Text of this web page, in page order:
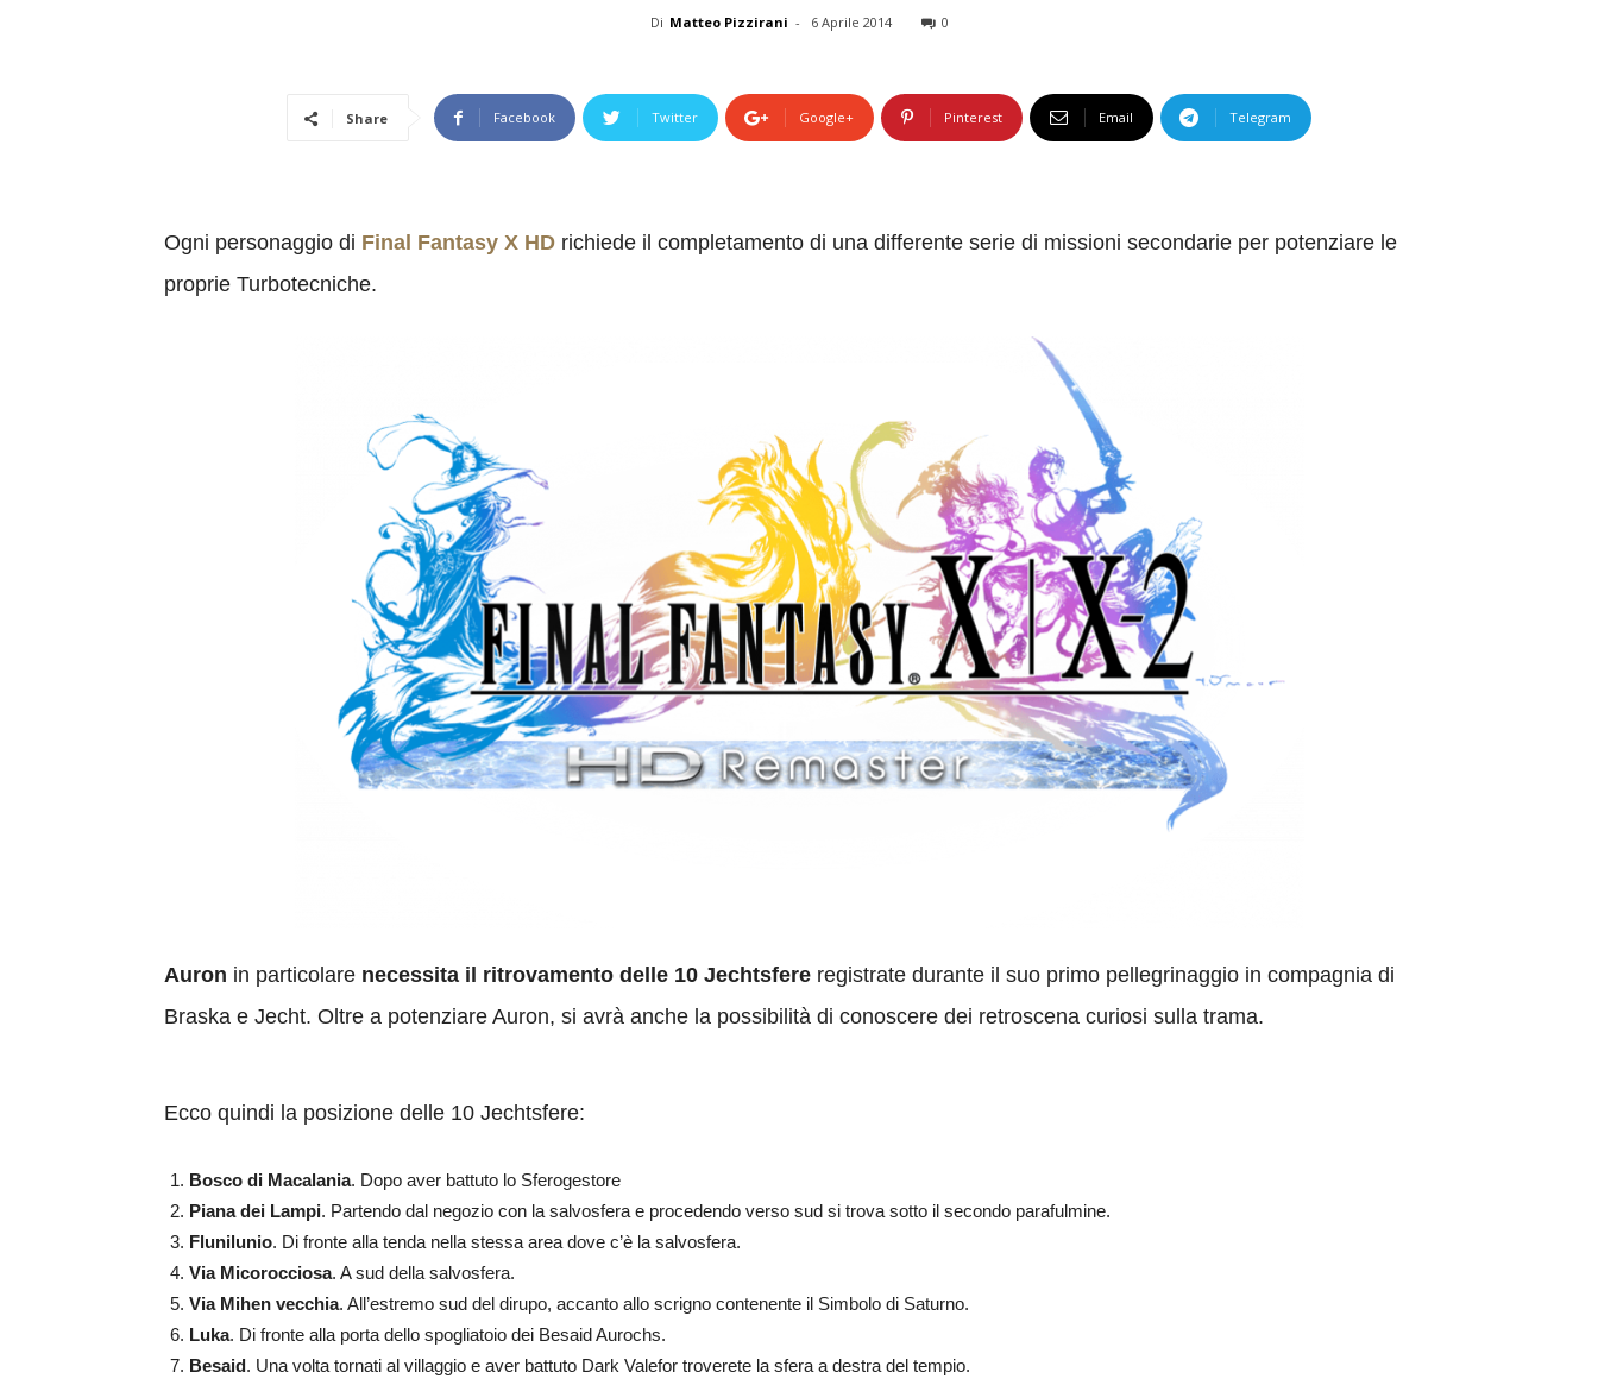
Di Matteo Pizzirani - 6 Aprile 2014 0
Share Facebook Twitter Google+ Pinterest Email Telegram
Ogni personaggio di Final Fantasy X HD richiede il completamento di una differente serie di missioni secondarie per potenziare le
proprie Turbotecniche.
Auron in particolare necessita il ritrovamento delle 10 Jechtsfere registrate durante il suo primo pellegrinaggio in compagnia di
Braska e Jecht. Oltre a potenziare Auron, si avrà anche la possibilità di conoscere dei retroscena curiosi sulla trama.
Ecco quindi la posizione delle 10 Jechtsfere:
Bosco di Macalania. Dopo aver battuto lo Sferogestore
Piana dei Lampi. Partendo dal negozio con la salvosfera e procedendo verso sud si trova sotto il secondo parafulmine.
Flunilunio. Di fronte alla tenda nella stessa area dove c’è la salvosfera.
Via Micorocciosa. A sud della salvosfera.
Via Mihen vecchia. All’estremo sud del dirupo, accanto allo scrigno contenente il Simbolo di Saturno.
Luka. Di fronte alla porta dello spogliatoio dei Besaid Aurochs.
Besaid. Una volta tornati al villaggio e aver battuto Dark Valefor troverete la sfera a destra del tempio.